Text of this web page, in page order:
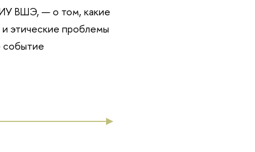
ВШЭ, — о том, какие
этические проблемы
событие